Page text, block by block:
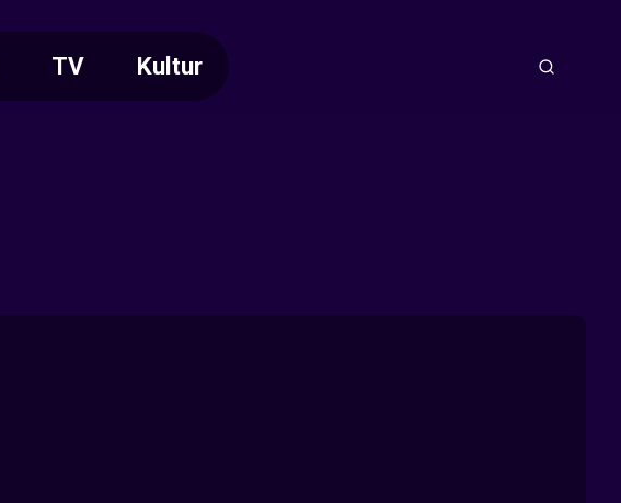
TV Kultur